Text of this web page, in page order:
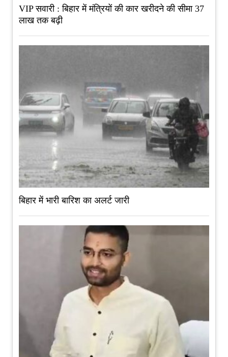
VIP सवारी : बिहार में मंत्रियों की कार खरीदने की सीमा 37
लाख तक बढ़ी
बिहार में भारी बारिश का अलर्ट जारी